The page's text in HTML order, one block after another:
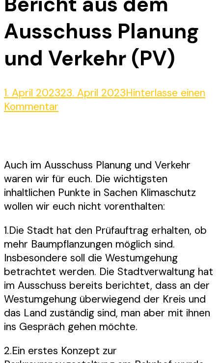
Ausschuss Planung
und Verkehr (PV)
1. April 202323. April 2023Hinterlasse einen
Kommentar
Ausschuss
Planung
und
Verkehr
Auch im Ausschuss Planung und Verkehr
waren wir für euch. Die wichtigsten
inhaltlichen Punkte in Sachen Klimaschutz
wollen wir euch nicht vorenthalten:
1.Die Stadt hat den Prüfauftrag erhalten, ob
mehr Baumpflanzungen möglich sind.
Insbesondere soll die Westumgehung
betrachtet werden. Die Stadtverwaltung hat
im Ausschuss bereits berichtet, dass an der
Westumgehung überwiegend der Kreis und
das Land zuständig sind, man aber mit ihnen
ins Gespräch gehen möchte.
2.Ein erstes Konzept zur